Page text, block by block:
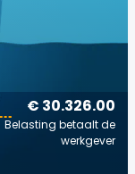
€ 30.326.00
Belasting betaalt de
werkgever